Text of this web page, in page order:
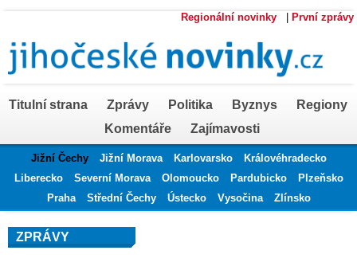
Regionální novinky První zprávy
Titulní strana Zprávy Politika Byznys
Regiony
Komentáře
Zajímavosti
Jižní Čechy Jižní Morava Karlovarsko
Královéhradecko
Liberecko
Severní Morava Olomoucko Pardubicko
Plzeňsko
Praha
Střední Čechy Ústecko Vysočina Zlínsko
ZPRÁVY